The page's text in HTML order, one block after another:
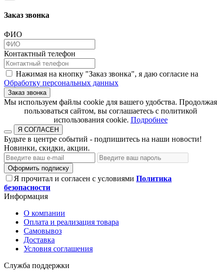
Заказ звонка
ФИО
Контактный телефон
Нажимая на кнопку "Заказ звонка", я даю согласие на
Обработку персональных данных
Заказ звонка
​​​​​​​Мы используем файлы cookie для вашего удобства. Продолжая
пользоваться сайтом, вы соглашаетесь с политикой
использования cookie.​​​​​​​ Подробнее
Я СОГЛАСЕН
Будьте в центре событий - подпишитесь на наши новости!
Новинки, скидки, акции.
Оформить подписку
Я прочитал и согласен с условиями Политика
безопасности
Информация
О компании
Оплата и реализация товара
Самовывоз
Доставка
Условия соглашения
Служба поддержки